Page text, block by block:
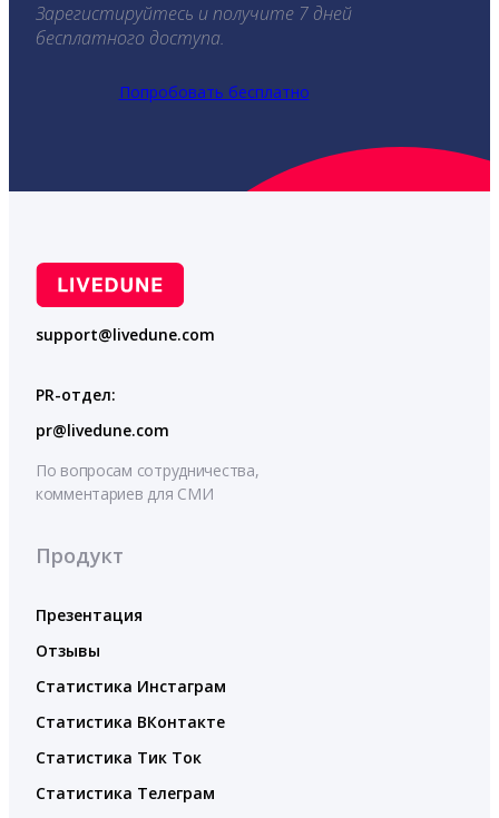
Зарегистируйтесь и получите 7 дней
бесплатного доступа.
Попробовать бесплатно
support@livedune.com
PR-отдел:
pr@livedune.com
По вопросам сотрудничества,
комментариев для СМИ
Продукт
Презентация
Отзывы
Статистика Инстаграм
Статистика ВКонтакте
Статистика Тик Ток
Статистика Телеграм